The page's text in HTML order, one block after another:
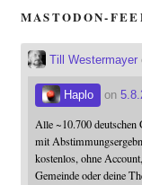
MASTODON-
Till Westermayer
Haplo on
Alle ~10.700 deutschen
mit
kostenlos, ohne
Gemeinde oder deine